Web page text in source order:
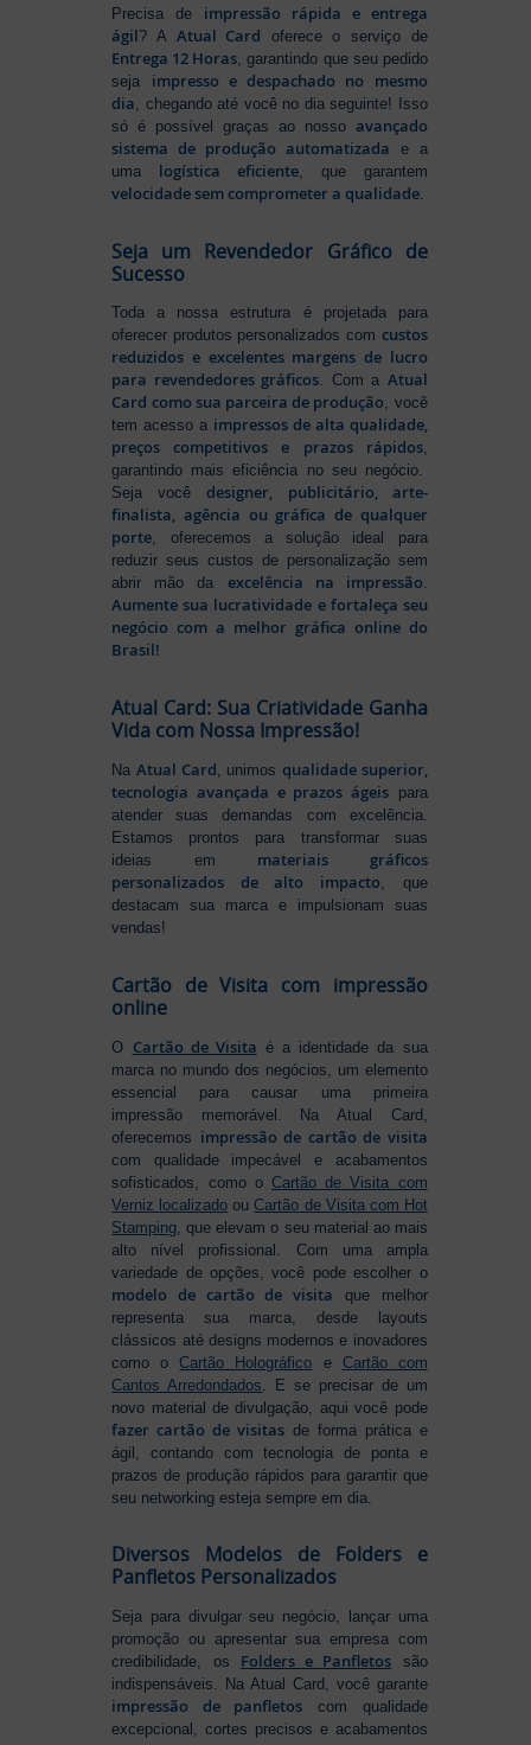
Precisa de impressão rápida e entrega
ágil? A Atual Card oferece o serviço de
Entrega 12 Horas , garantindo que seu pedido
seja impresso e despachado no mesmo
dia , chegando até você no dia seguinte! Isso
só é possível graças ao nosso avançado
sistema de produção automatizada e a
uma logística eficiente , que garantem
velocidade sem comprometer a qualidade
Seja um Revendedor Gráfico de
Sucesso
Toda a nossa estrutura é projetada para
oferecer produtos personalizados com custos
reduzidos e excelentes margens de lucro
para revendedores gráficos. Com a Atual
Card como sua parceira de produção, você
tem acesso a impressos de alta qualidade,
preços competitivos e prazos rápidos,
garantindo mais eficiência no seu negócio.
Seja vocêdesigner, publicitário, arte-
finalista, agência ou gráfica de qualquer
porte, oferecemos a solução ideal para
reduzir seus custos de personalização sem
abrir mão da excelência na impressão.
Aumente sua lucratividade e fortaleça seu
negócio com a melhor gráfica online do
Brasil!
Atual Card: Sua Criatividade Ganha
Vida com Nossa Impressão!
Na Atual Card, unimos qualidade superior,
tecnologia avançada e prazos ágeispara
atender suas demandas com excelência.
Estamos prontos para transformar suas
ideias em materiais gráficos
personalizados de alto impacto, que
destacam sua marca e impulsionam suas
vendas!
Cartão de Visita com impressão
online
O Cartão de Visita é a identidade da sua
marca no mundo dos negócios, um elemento
essencial para causar uma primeira
impressão memorável. Na Atual Card,
oferecemos impressão de cartão de visita
com qualidade impecável e acabamentos
sofisticados, como o Cartão de Visita com
Verniz localizado ouCartão de Visita com Hot
Stamping , que elevam o seu material ao mais
alto nível profissional. Com uma ampla
variedade de opções, você pode escolher o
modelo de cartão de visita que melhor
representa sua marca, desde layouts
clássicos até designs modernos e inovadores
como oCartão Holográfico e Cartão com
Cantos Arredondados . E se precisar de um
novo material de divulgação, aqui você pode
fazer cartão de visitas de forma prática e
ágil, contando com tecnologia de ponta e
prazos de produção rápidos para garantir que
seu networking esteja sempre em dia.
Diversos Modelos de Folders e
Panfletos Personalizados
Seja para divulgar seu negócio, lançar uma
promoção ou apresentar sua empresa com
credibilidade, os Folders e Panfletos são
indispensáveis. Na Atual Card, você garante
impressão de panfletos com qualidade
excepcional, cortes precisos e acabamentos